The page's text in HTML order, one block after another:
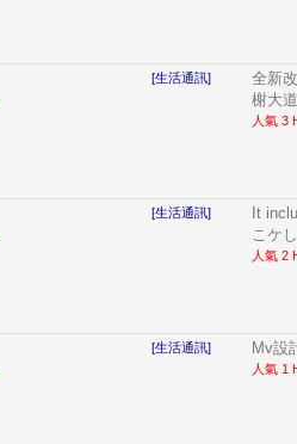
[生活通訊]
全新
榭大
人氣 3
[生活通訊]
It
こケ
人氣 2
[生活通訊] Mv設
人氣 1